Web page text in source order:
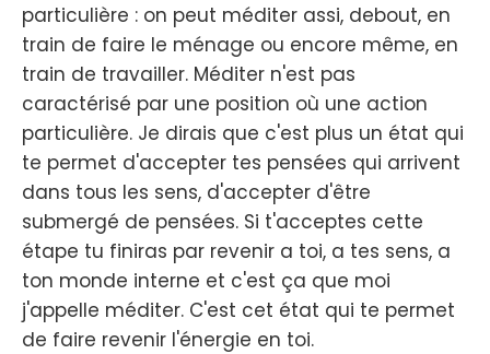
particulière : on peut méditer assi, debout, en
train de faire le ménage ou encore même, en
train de travailler. Méditer n'est pas
caractérisé par une position où une action
particulière. Je dirais que c'est plus un état qui
te permet d'accepter tes pensées qui arrivent
dans tous les sens, d'accepter d'être
submergé de pensées. Si t'acceptes cette
étape tu finiras par revenir a toi, a tes sens, a
ton monde interne et c'est ça que moi
j'appelle méditer. C'est cet état qui te permet
de faire revenir l'énergie en toi.